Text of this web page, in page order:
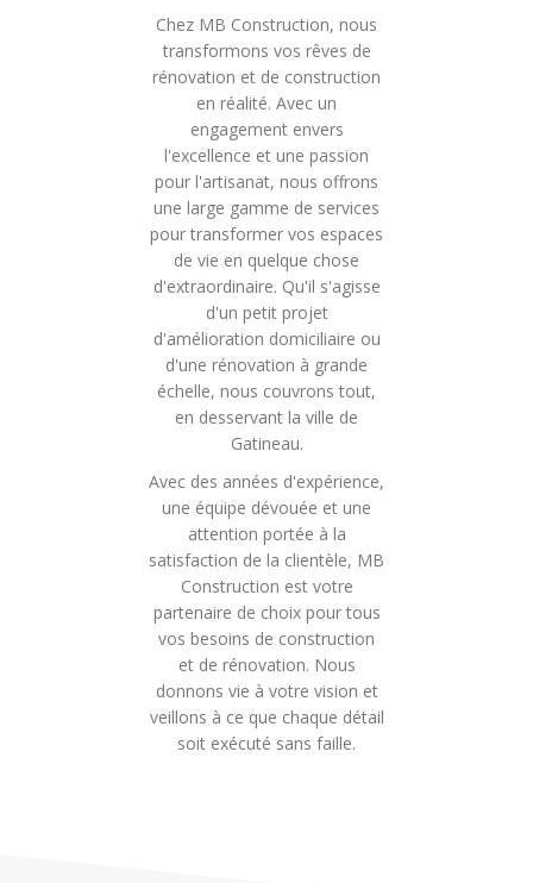
Chez MB Construction, nous
transformons vos rêves de
rénovation et de construction
en réalité. Avec un
engagement envers
l'excellence et une passion
pour l'artisanat, nous offrons
une large gamme de services
pour transformer vos espaces
de vie en quelque chose
d'extraordinaire. Qu'il s'agisse
d'un petit projet
d'amélioration domiciliaire ou
d'une rénovation à grande
échelle, nous couvrons tout,
en desservant la ville de
Gatineau.
Avec des années d'expérience,
une équipe dévouée et une
attention portée à la
satisfaction de la clientèle, MB
Construction est votre
partenaire de choix pour tous
vos besoins de construction
et de rénovation. Nous
donnons vie à votre vision et
veillons à ce que chaque détail
soit exécuté sans faille.